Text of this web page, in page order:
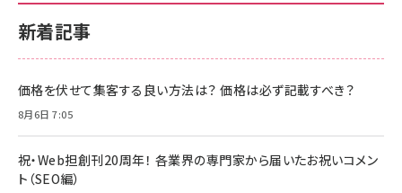
新着記事
価格を伏せて集客する良い方法は？ 価格は必ず記載すべき？
8月6日 7:05
祝・Web担創刊20周年！ 各業界の専門家から届いたお祝いコメン
ト（SEO編）